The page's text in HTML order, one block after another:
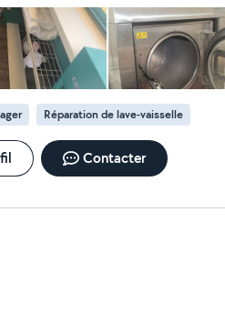
plans stratégiques et conseils
des opérations et suivi
d'équipements industriels
de meubles et travaux de
gestion garantit des solutions
vos besoins et réalisées dans les
des projets petits, moyens ou
Réparation de lave-vaisselle
Contacter